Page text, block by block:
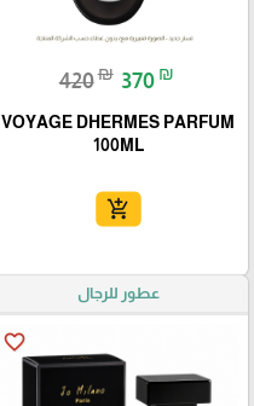
420₪ 370 ₪
VOYAGE DHERMES PARFUM
100ML
add_shopping_cart
عطور للرجال
favorite_border